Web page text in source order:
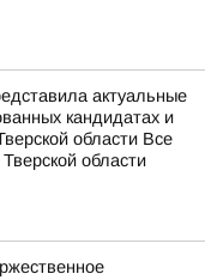
актуальные
кандидатах и
области Все
области